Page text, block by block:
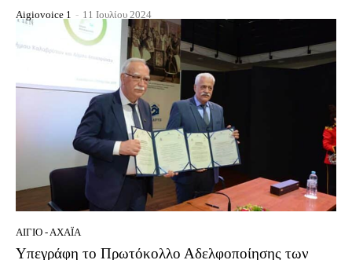
Aigiovoice 1 - 11 Ιουλίου 2024
ΑΊΓΙΟ - ΑΧΑΪ́Α
Υπεγράφη το Πρωτόκολλο Αδελφοποίησης των